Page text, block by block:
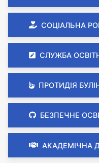
СОЦІАЛЬНА
СЛУЖБА
ПРОТИДІЯ
БЕЗПЕЧНЕ
АКАДЕМІЧНА